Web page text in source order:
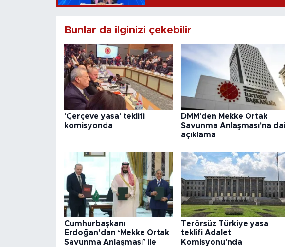
Bunlar da ilginizi çekebilir
'Çerçeve yasa' teklifi
komisyonda
DMM'den Mekke Ortak
Savunma Anlaşması'na
açıklama
Cumhurbaşkanı
Erdoğan’dan ‘Mekke Ortak
Savunma Anlaşması’ ile
Terörsüz Türkiye yasa
teklifi Adalet
Komisyonu'nda